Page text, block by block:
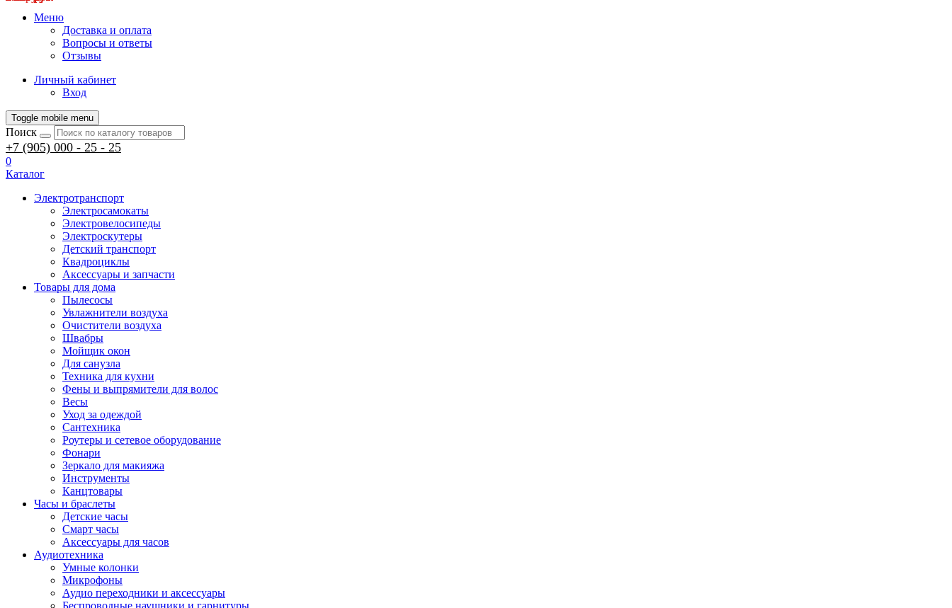
Меню
Доставка и оплата
Вопросы и ответы
Отзывы
Личный кабинет
Вход
Toggle mobile menu
Поиск
+7 (905) 000 - 25 - 25
0
Каталог
Электротранспорт
Электросамокаты
Электровелосипеды
Электроскутеры
Детский транспорт
Квадроциклы
Аксессуары и запчасти
Товары для дома
Пылесосы
Увлажнители воздуха
Очистители воздуха
Швабры
Мойщик окон
Для санузла
Техника для кухни
Фены и выпрямители для волос
Весы
Уход за одеждой
Сантехника
Роутеры и сетевое оборудование
Фонари
Зеркало для макияжа
Инструменты
Канцтовары
Часы и браслеты
Детские часы
Смарт часы
Аксессуары для часов
Аудиотехника
Умные колонки
Микрофоны
Аудио переходники и аксессуары
Беспроводные наушники и гарнитуры